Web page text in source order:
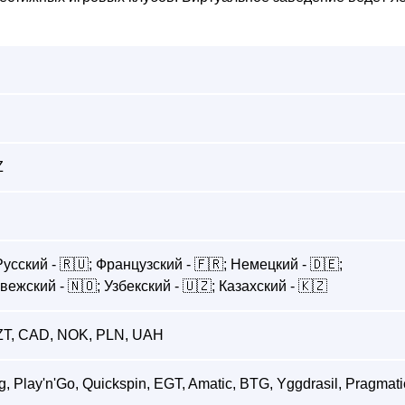
- 🇷🇺; Французский - 🇫🇷; Немецкий - 🇩🇪;
- 🇳🇴; Узбекский - 🇺🇿; Казахский - 🇰🇿
CAD, NOK, PLN, UAH
Play'n'Go, Quickspin, EGT, Amatic, BTG, Yggdrasil,